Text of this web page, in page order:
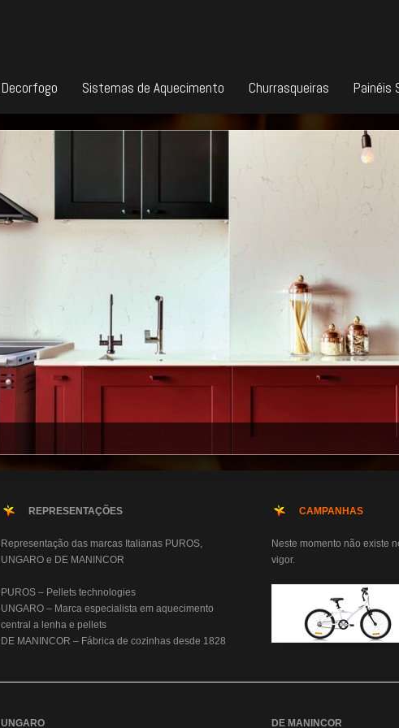
Decorfogo Sistemas de Aquecimento Churrasqueiras Painéis
REPRESENTAÇÕES
Representação das marcas Italianas PUROS,
UNGARO e DE MANINCOR
PUROS – Pellets technologies
UNGARO – Marca especialista em aquecimento
central a lenha e pellets
DE MANINCOR – Fábrica de cozinhas desde 1828
CAMPANHAS
Neste momento não existe
vigor.
UNGARO DE MANINCOR